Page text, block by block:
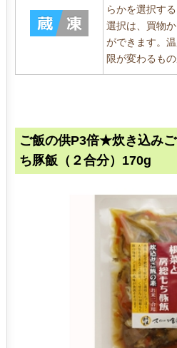
らかを選択す
選択は、買物
ができます。
限が変わるも
ご飯の供P3倍★炊き込み
ち豚飯（２合分）170g